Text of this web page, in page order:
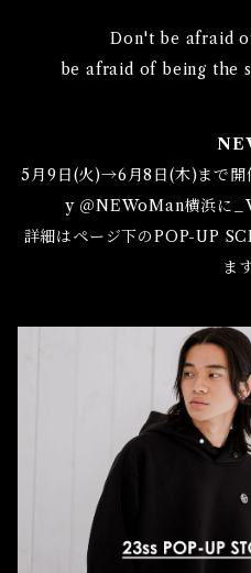
Don't be afraid
be afraid of being the
5月9日(火)→6月8日(木)まで
y ＠NEWoMan横浜に
詳細はページ下のPOP-UP
ま